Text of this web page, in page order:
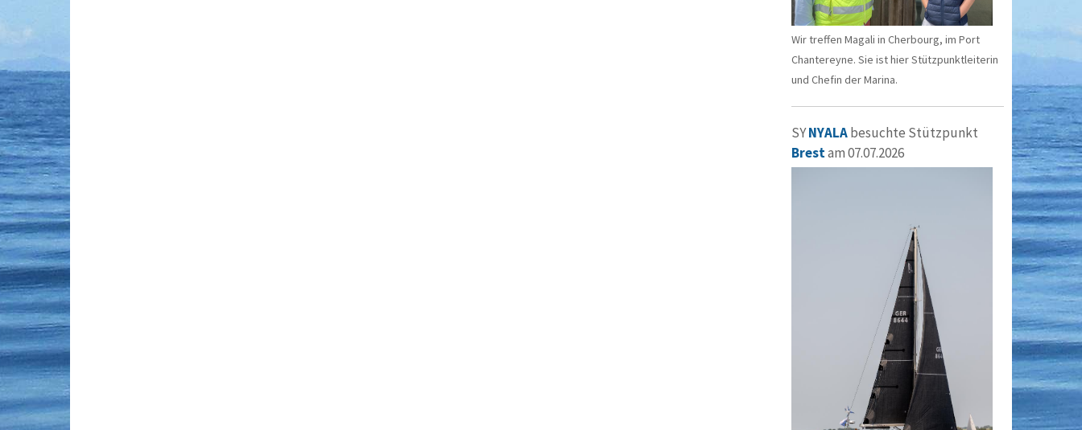
Wir treffen Magali in Cherbourg, im Port
Chantereyne. Sie ist hier Stützpunktleiterin
und Chefin der Marina.
SYNYALAbesuchte Stützpunkt
Brestam 07.07.2026